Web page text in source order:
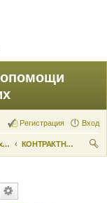
Вход
Регистрация
Ваши права и их реализация
КОНТРАКТНАЯ СЛУЖБА